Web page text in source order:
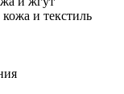
и текстиль